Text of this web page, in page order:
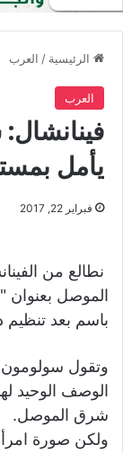
الرئيسية / العرب
العرب
يأمل
فبراير 22, 2017
نطالع من
الموصل
باسم بعد تنظيم
وتقول
الوصف الوحيد
شرق الموصل.
ولكن صورة